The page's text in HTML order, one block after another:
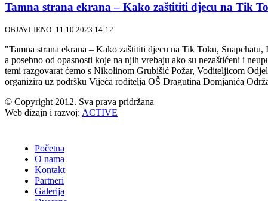
Tamna strana ekrana – Kako zaštititi djecu na Tik
OBJAVLJENO: 11.10.2023 14:12
"Tamna strana ekrana – Kako zaštititi djecu na Tik Toku,
a posebno od opasnosti koje na njih vrebaju ako su nezaštićeni i
temi razgovarat ćemo s Nikolinom Grubišić Požar, Voditeljicom
organizira uz podršku Vijeća roditelja OŠ Dragutina Domjanića
© Copyright 2012. Sva prava pridržana
Web dizajn i razvoj: ACTIVE
Početna
O nama
Kontakt
Partneri
Galerija